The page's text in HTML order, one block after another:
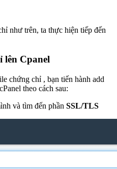
như trên, ta thực hiện tiếp đến
lên Cpanel
chứng chỉ , bạn tiến hành add
theo cách sau:
và tìm đến phần SSL/TLS